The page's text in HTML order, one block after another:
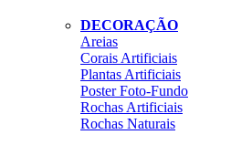
DECORAÇÃO
Areias
Corais Artificiais
Plantas Artificiais
Poster Foto-Fundo
Rochas Artificiais
Rochas Naturais